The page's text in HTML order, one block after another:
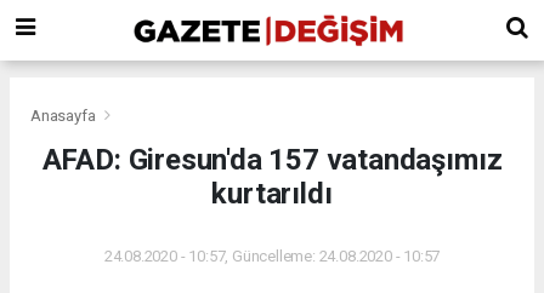
Anasayfa
AFAD: Giresun'da 157 vatandaşımız
kurtarıldı
24.08.2020 - 10:57, Güncelleme: 24.08.2020 - 10:57